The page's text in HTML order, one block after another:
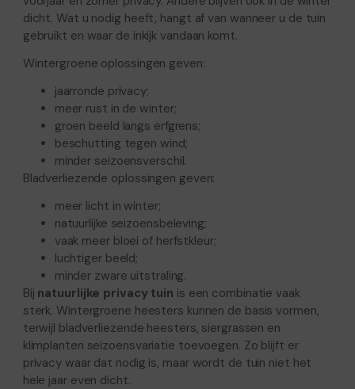
dicht. Wat u nodig heeft, hangt af van wanneer u de tuin
gebruikt en waar de inkijk vandaan komt.
Wintergroene oplossingen geven:
jaarronde privacy;
meer rust in de winter;
groen beeld langs erfgrens;
beschutting tegen wind;
minder seizoensverschil.
Bladverliezende oplossingen geven:
meer licht in winter;
natuurlijke seizoensbeleving;
vaak meer bloei of herfstkleur;
luchtiger beeld;
minder zware uitstraling.
Bij natuurlijke privacy tuin is een combinatie vaak
sterk. Wintergroene heesters kunnen de basis vormen,
terwijl bladverliezende heesters, siergrassen en
klimplanten seizoensvariatie toevoegen. Zo blijft er
privacy waar dat nodig is, maar wordt de tuin niet het
hele jaar even dicht.